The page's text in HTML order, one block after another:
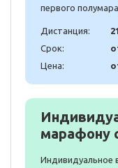
первого
Дистанция:
Срок:
Цена:
марафону
Индивидуальное